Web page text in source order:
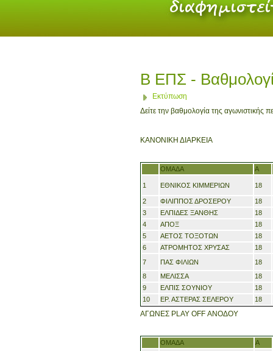
Β ΕΠΣ -
Εκτύπωση
Δείτε την βαθμολογία της αγωνιστικής
ΚΑΝΟΝΙΚΗ ΔΙΑΡΚΕΙΑ
ΟΜΑΔΑ Α
1 ΕΘΝΙΚΟΣ ΚΙΜΜΕΡΙΩΝ 18
2 ΦΙΛΙΠΠΟΣ ΔΡΟΣΕΡΟΥ
18
3
ΕΛΠΙΔΕΣ ΞΑΝΘΗΣ
18
4
ΑΠΟΞ
18
5
ΑΕΤΟΣ ΤΟΞΟΤΩΝ
18
6
ΑΤΡΟΜΗΤΟΣ ΧΡΥΣΑΣ
18
7
ΠΑΣ ΦΙΛΙΩΝ
18
8
ΜΕΛΙΣΣΑ
18
9
ΕΛΠΙΣ ΣΟΥΝΙΟΥ
18
10
ΕΡ. ΑΣΤΕΡΑΣ ΣΕΛΕΡΟΥ 18
ΑΓΩΝΕΣ PLAY OFF ΑΝΟΔΟΥ
ΟΜΑΔΑ Α